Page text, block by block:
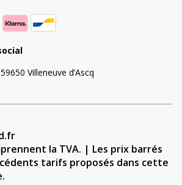
Villeneuve d’Ascq
la TVA. | Les prix barrés
tarifs proposés dans cette